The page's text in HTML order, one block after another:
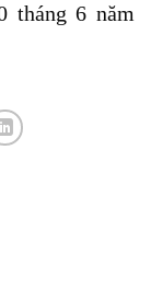
tháng 6 năm